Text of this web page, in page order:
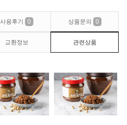
사용후기 0 상품문의 0
교환정보 관련상품